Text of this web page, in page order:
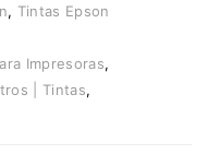
, Tintas Epson
Impresoras,
| Tintas,